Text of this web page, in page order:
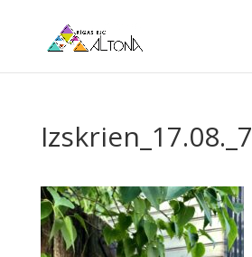
Izskrien_17.08._7